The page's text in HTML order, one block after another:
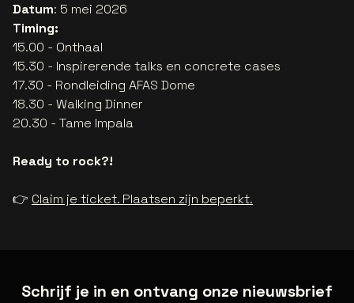
Datum: 5 mei 2026
Timing:
15.00 - Onthaal
15.30 - Inspirerende talks en concrete cases
17.30 - Rondleiding AFAS Dome
18.30 - Walking Dinner
20.30 - Tame Impala
Ready to rock?!
👉 Claim je ticket. Plaatsen zijn beperkt.
Schrijf je in en ontvang onze nieuwsbrief